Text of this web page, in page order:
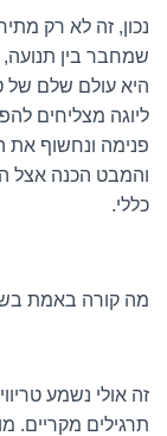
נכון, זה לא רק
שמחבר בין
היא עולם שלם של
ליוגה מצליחים
פנימה ונחשוף את
והמבט הכנה אצל
כללי.
מה קורה באמת
זה אולי נשמע
תרגילים מקריים.